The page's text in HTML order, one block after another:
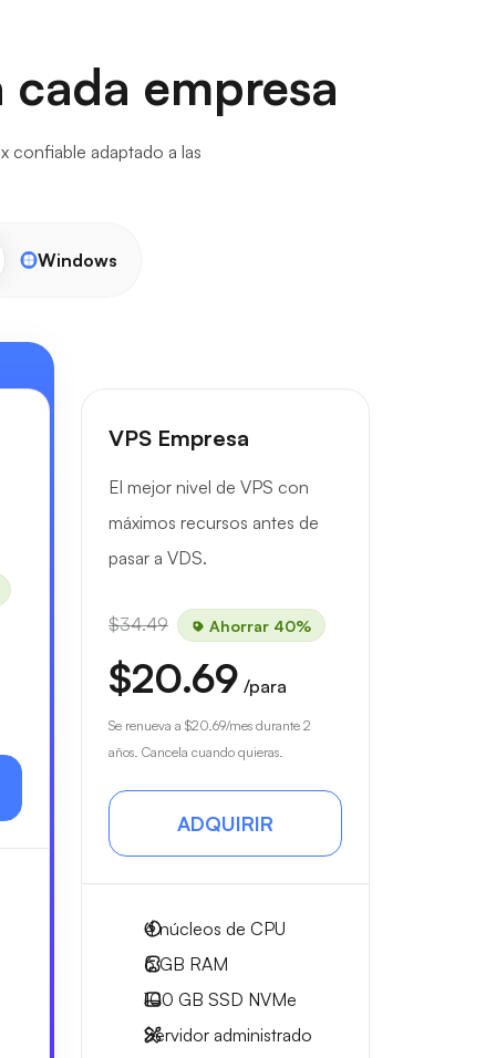
empresa
confiable adaptado a las
Windows
VPS Empresa
El mejor nivel de VPS con
máximos recursos antes de
pasar a VDS.
$34.49 Ahorrar 40%
$20.69 /para
Se renueva a $20.69/mes durante 2
años. Cancela cuando quieras.
ADQUIRIR
4núcleos de CPU
6 GB RAM
100 GB SSD NVMe
Servidor administrado